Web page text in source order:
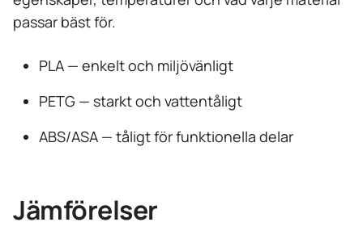
passar bäst för.
PLA — enkelt och miljövänligt
PETG — starkt och vattentåligt
ABS/ASA — tåligt för funktionella delar
Jämförelser